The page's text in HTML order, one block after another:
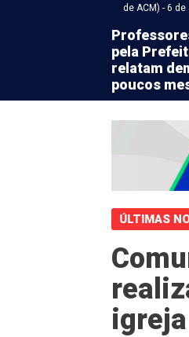
de ACM) - 6
pela
relatam
poucos
ÚLTIMAS
igreja